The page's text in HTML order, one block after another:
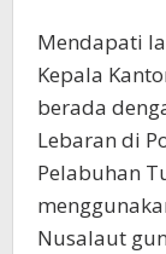
Mendapati
Kepala
berada
Lebaran di
Pelabuhan
Nusalaut